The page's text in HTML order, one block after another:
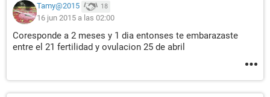
Tamy@2015 18
16 jun 2015 a las 02:00
Coresponde a 2 meses y 1 dia entonses te embarazaste
entre el 21 fertilidad y ovulacion 25 de abril